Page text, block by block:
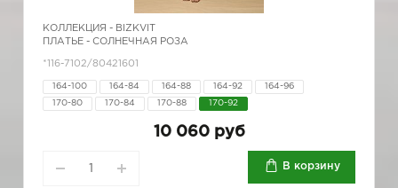
КОЛЛЕКЦИЯ - BIZKVIT
ПЛАТЬЕ - СОЛНЕЧНАЯ РОЗА
*116-7102/80421601
164-100 164-84 164-88 164-92 164-96
170-80 170-84 170-88 170-92
10 060 руб
В корзину